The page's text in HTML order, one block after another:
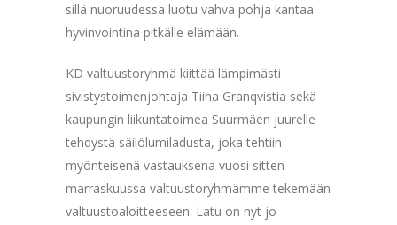
sillä nuoruudessa luotu vahva pohja kantaa
hyvinvointina pitkälle elämään.
KD valtuustoryhmä kiittää lämpimästi
sivistystoimenjohtaja Tiina Granqvistia sekä
kaupungin liikuntatoimea Suurmäen juurelle
tehdystä säilölumiladusta, joka tehtiin
myönteisenä vastauksena vuosi sitten
marraskuussa valtuustoryhmämme tekemään
valtuustoaloitteeseen. Latu on nyt jo